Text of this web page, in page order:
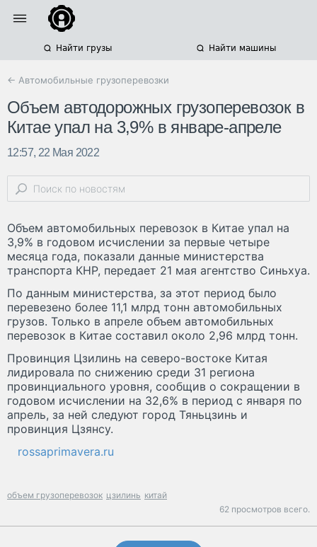
Найти грузы Найти машины
← Автомобильные грузоперевозки
Объем автодорожных грузоперевозок в
Китае упал на 3,9% в январе-апреле
12:57, 22 Мая 2022
Объем автомобильных перевозок в Китае упал на
3,9% в годовом исчислении за первые четыре
месяца года, показали данные министерства
транспорта КНР, передает 21 мая агентство Синьхуа.
По данным министерства, за этот период было
перевезено более 11,1 млрд тонн автомобильных
грузов. Только в апреле объем автомобильных
перевозок в Китае составил около 2,96 млрд тонн.
Провинция Цзилинь на северо-востоке Китая
лидировала по снижению среди 31 региона
провинциального уровня, сообщив о сокращении в
годовом исчислении на 32,6% в период с января по
апрель, за ней следуют город Тяньцзинь и
провинция Цзянсу.
rossaprimavera.ru
объем грузоперевозок цзилинь китай
62 просмотров всего.